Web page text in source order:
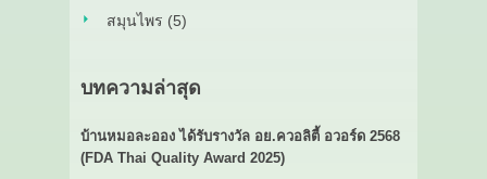
สมุนไพร (5)
บทความล่าสุด
บ้านหมอละออง ได้รับรางวัล อย.ควอลิตี้ อวอร์ด 2568
(FDA Thai Quality Award 2025)